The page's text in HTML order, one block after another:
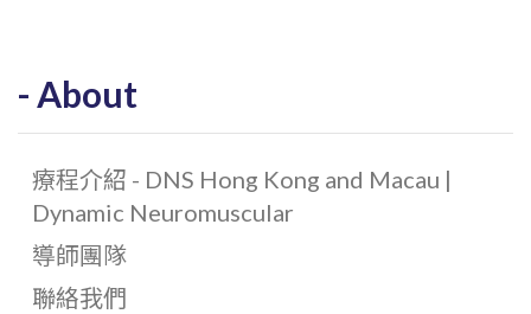
About
療程介紹 - DNS Hong Kong and Macau |
Dynamic Neuromuscular
導師團隊
聯絡我們